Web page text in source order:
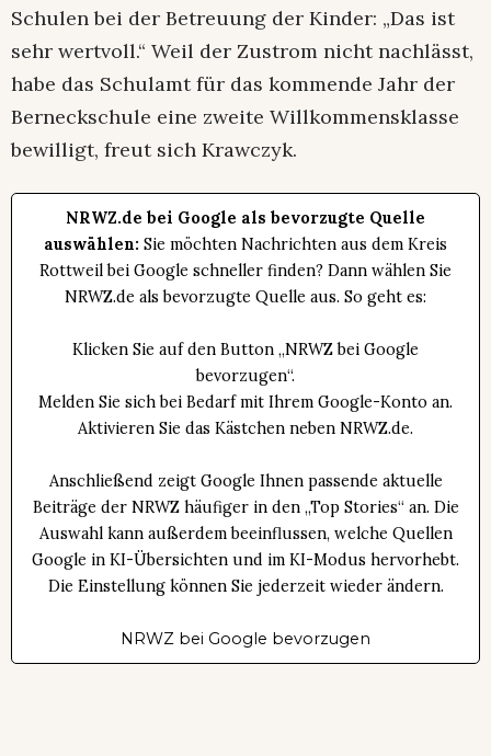
Schulen bei der Betreuung der Kinder: „Das ist
sehr wertvoll.“ Weil der Zustrom nicht nachlässt,
habe das Schulamt für das kommende Jahr der
Berneckschule eine zweite Willkommensklasse
bewilligt, freut sich Krawczyk.
NRWZ.de bei Google als bevorzugte Quelle
auswählen: Sie möchten Nachrichten aus dem Kreis
Rottweil bei Google schneller finden? Dann wählen Sie
NRWZ.de als bevorzugte Quelle aus. So geht es:
Klicken Sie auf den Button „NRWZ bei Google
bevorzugen“.
Melden Sie sich bei Bedarf mit Ihrem Google-Konto an.
Aktivieren Sie das Kästchen neben NRWZ.de.
Anschließend zeigt Google Ihnen passende aktuelle
Beiträge der NRWZ häufiger in den „Top Stories“ an. Die
Auswahl kann außerdem beeinflussen, welche Quellen
Google in KI-Übersichten und im KI-Modus hervorhebt.
Die Einstellung können Sie jederzeit wieder ändern.
NRWZ bei Google bevorzugen